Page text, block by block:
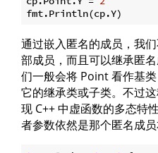
fmt.Println(cp.Y)
通过嵌入匿名的成员，我
部成员，而且可以继承匿
们一般会将 Point 看作基
它的继承类或子类。不过
现 C++ 中虚函数的多态特
者参数依然是那个匿名成